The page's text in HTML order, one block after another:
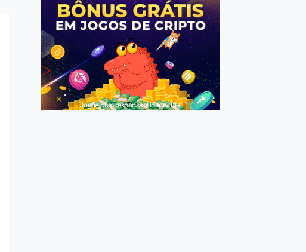
Jogue com responsabilidade. 18+